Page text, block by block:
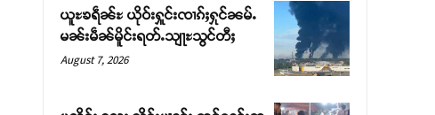
ယူႊၶရဵၼ်ႊ ယိုဝ်းႁူင်းၸၢၵ်ႈႁုင်ၼမ်ႉ
မၼ်းမဵၼ်မိူင်းရတ်ႉသျႃႊသွင်တီႈ
August 7, 2026